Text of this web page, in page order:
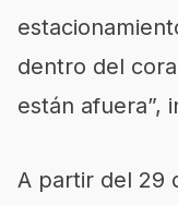
dentro del
están afuera”,
A partir del 29